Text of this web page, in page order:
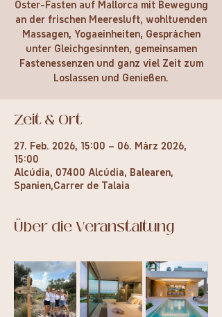
Oster-Fasten auf Mallorca mit Bewegung
an der frischen Meeresluft, wohltuenden
Massagen, Yogaeinheiten, Gesprächen
unter Gleichgesinnten, gemeinsamen
Fastenessenzen und ganz viel Zeit zum
Loslassen und Genießen.
Zeit & Ort
27. Feb. 2026, 15:00 – 06. März 2026,
15:00
Alcúdia, 07400 Alcúdia, Balearen,
Spanien,Carrer de Talaia
Über die Veranstaltung